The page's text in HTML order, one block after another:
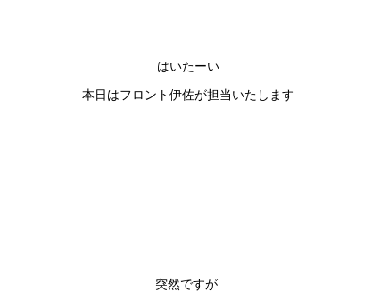
はいたーい
本日はフロント伊佐が担当いたします
突然ですが